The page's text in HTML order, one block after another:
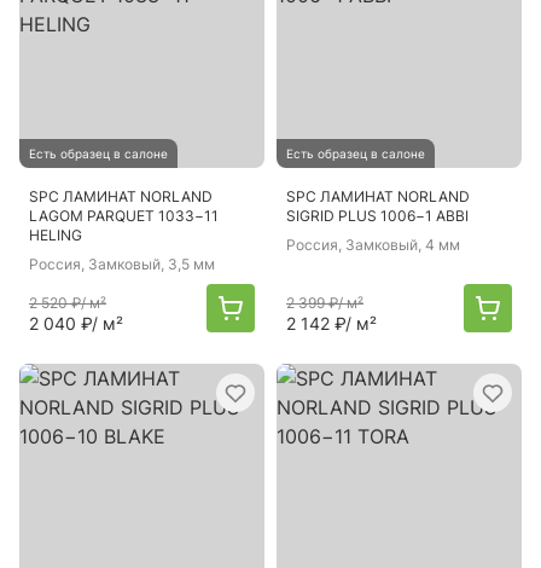
Есть образец в салоне
SPC ЛАМИНАТ NORLAND
LAGOM PARQUET 1033−11
HELING
Россия, Замковый, 3,5 мм
2 520 ₽/ м²
2 040 ₽/ м²
Есть образец в салоне
SPC ЛАМИНАТ NORLAND
SIGRID PLUS 1006−1 ABBI
Россия, Замковый, 4 мм
2 399 ₽/ м²
2 142 ₽/ м²